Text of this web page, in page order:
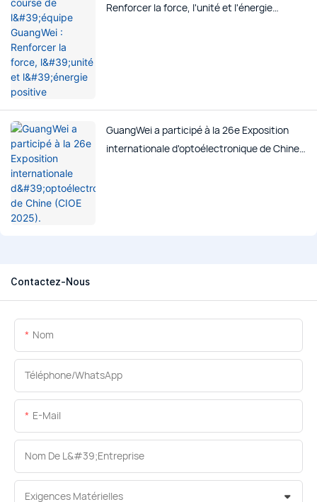
Renforcer la force, l'unité et l'énergie
GuangWei a participé à la 26e Exposition
internationale d'optoélectronique de Chine
Contactez-Nous
Nom
Téléphone/WhatsApp
E-Mail
Nom De L&#39;entreprise
Exigences Matérielles